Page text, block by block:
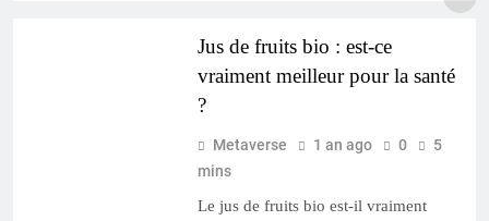
Jus de fruits bio : est-ce
vraiment meilleur pour la santé
?
Metaverse 1 an ago 0
5
mins
Le jus de fruits bio est-il vraiment